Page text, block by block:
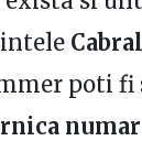
poti fi